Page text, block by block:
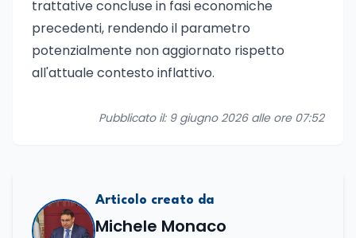
trattative concluse in fasi economiche
precedenti, rendendo il parametro
potenzialmente non aggiornato rispetto
all'attuale contesto inflattivo.
Pubblicato il: 9 giugno 2026 alle ore 07:52
Articolo creato da
Michele Monaco